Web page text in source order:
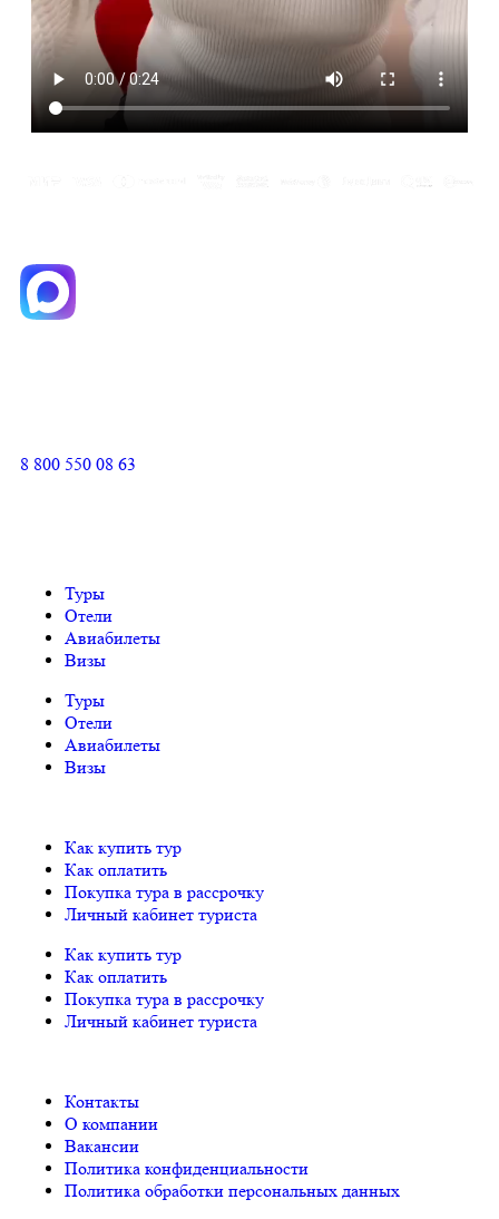
8 800 550 08 63
Туры
Отели
Авиабилеты
Визы
Туры
Отели
Авиабилеты
Визы
Как купить тур
Как оплатить
Покупка тура в рассрочку
Личный кабинет туриста
Как купить тур
Как оплатить
Покупка тура в рассрочку
Личный кабинет туриста
Контакты
О компании
Вакансии
Политика конфиденциальности
Политика обработки персональных данных